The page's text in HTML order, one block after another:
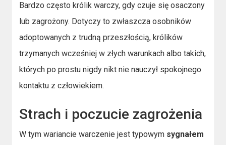
Bardzo często królik warczy, gdy czuje się osaczony
lub zagrożony. Dotyczy to zwłaszcza osobników
adoptowanych z trudną przeszłością, królików
trzymanych wcześniej w złych warunkach albo takich,
których po prostu nigdy nikt nie nauczył spokojnego
kontaktu z człowiekiem.
Strach i poczucie zagrożenia
W tym wariancie warczenie jest typowym sygnałem